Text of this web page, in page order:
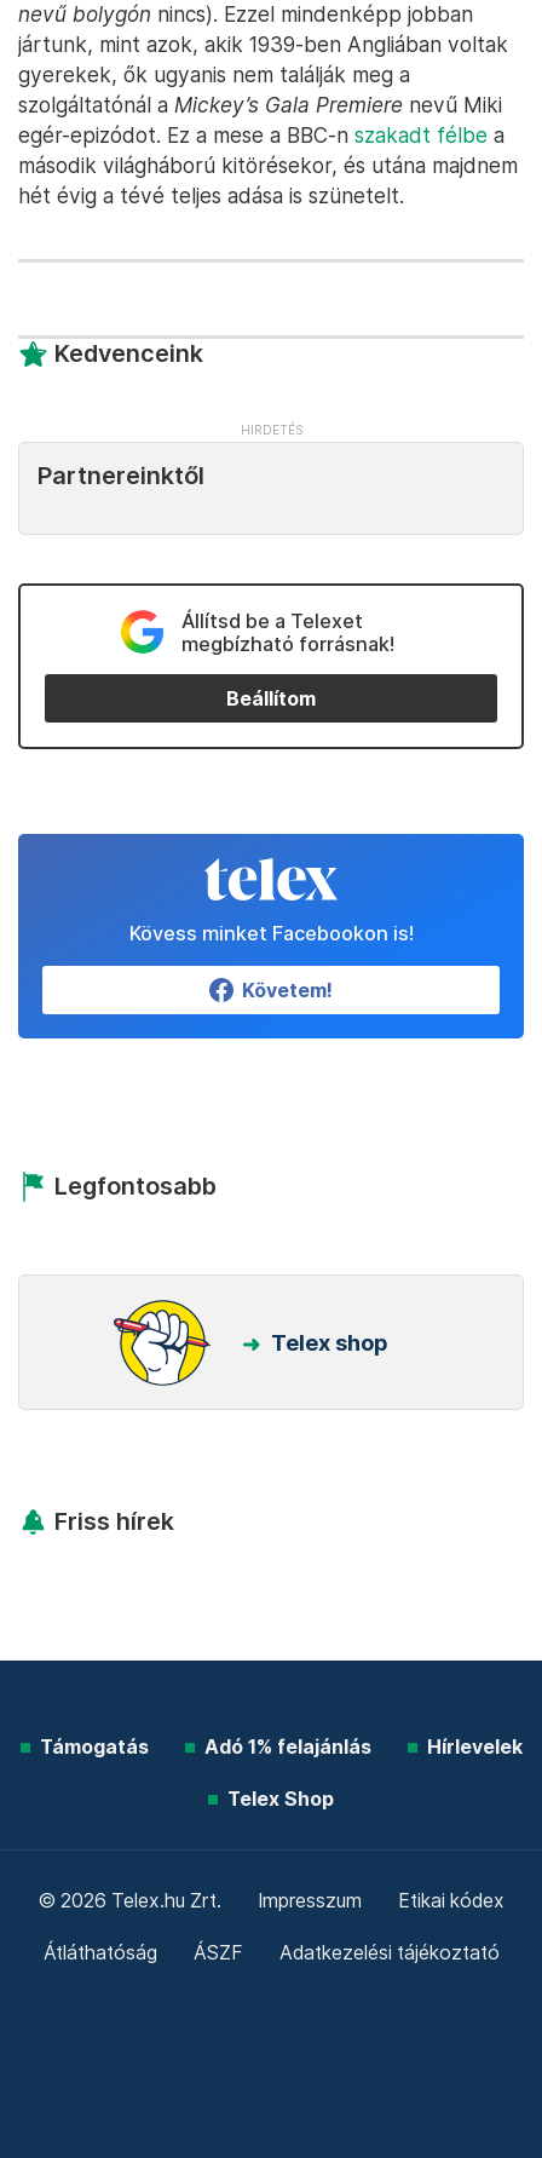
nevű bolygón nincs). Ezzel mindenképp jobban
jártunk, mint azok, akik 1939-ben Angliában voltak
gyerekek, ők ugyanis nem találják meg a
szolgáltatónál a Mickey’s Gala Premiere nevű Miki
egér-epizódot. Ez a mese a BBC-n szakadt félbe a
második világháború kitörésekor, és utána majdnem
hét évig a tévé teljes adása is szünetelt.
Kedvenceink
Partnereinktől
Állítsd be a Telexet
megbízható forrásnak!
Beállítom
Kövess minket Facebookon is!
Követem!
Legfontosabb
Telex shop
Friss hírek
Támogatás Adó 1% felajánlás Hírlevelek
Telex Shop
© 2026 Telex.hu Zrt. Impresszum Etikai kódex
Átláthatóság ÁSZF Adatkezelési tájékoztató